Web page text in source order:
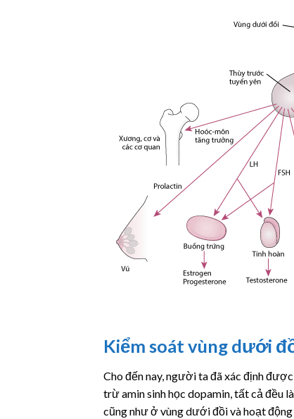
Kiểm soát vùng dưới
Cho đến nay, người ta đã xác định
trừ amin sinh học dopamin, tất cả đều
cũng như ở vùng dưới đồi và hoạt